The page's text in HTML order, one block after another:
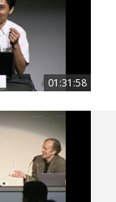
01:31:58